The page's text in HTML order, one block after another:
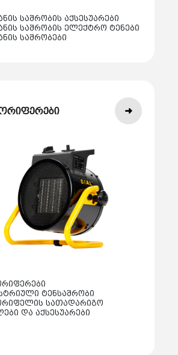
საშრობის აქსესუარები
საშრობის ელექტრო ტენები
საშრობები
ტენსაშრობი
სათადარიგო
და აქსესუარები